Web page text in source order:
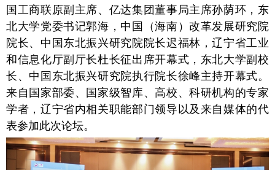
国工商联原副主席、亿达集团董事局主席孙荫环，东
北大学党委书记郭海，中国（海南）改革发展研究院
院长、中国东北振兴研究院院长迟福林，辽宁省工业
和信息化厅副厅长杜长征出席开幕式，东北大学副校
长、中国东北振兴研究院执行院长徐峰主持开幕式。
来自国家部委、国家级智库、高校、科研机构的专家
学者，辽宁省内相关职能部门领导以及来自媒体的代
表参加此次论坛。